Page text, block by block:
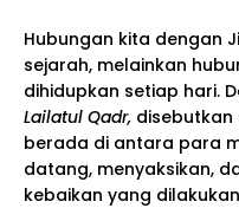
Hubungan kita dengan
sejarah, melainkan
dihidupkan setiap hari.
Lailatul Qadr, disebutkan
berada di antara para
datang, menyaksikan,
kebaikan yang